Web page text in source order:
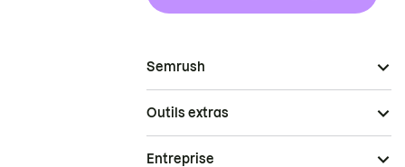
Semrush
Outils extras
Entreprise